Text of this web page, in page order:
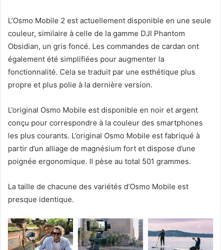
L’Osmo Mobile 2 est actuellement disponible en une seule
couleur, similaire à celle de la gamme DJI Phantom
Obsidian, un gris foncé. Les commandes de cardan ont
également été simplifiées pour augmenter la
fonctionnalité. Cela se traduit par une esthétique plus
propre et plus polie à la dernière version.
L’original Osmo Mobile est disponible en noir et argent
conçu pour correspondre à la couleur des smartphones
les plus courants. L’original Osmo Mobile est fabriqué à
partir d’un alliage de magnésium fort et dispose d’une
poignée ergonomique. Il pèse au total 501 grammes.
La taille de chacune des variétés d’Osmo Mobile est
presque identique.